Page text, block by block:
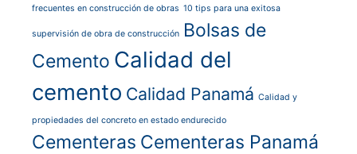
frecuentes en construcción de obras 10 tips para una exitosa
supervisión de obra de construcción Bolsas de
Cemento Calidad del
cemento Calidad Panamá Calidad y
propiedades del concreto en estado endurecido
Cementeras Cementeras Panamá